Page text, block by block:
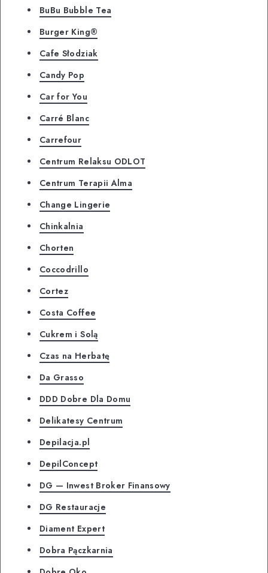
BuBu Bubble Tea
Burger King®
Cafe Słodziak
Candy Pop
Car for You
Carré Blanc
Carrefour
Centrum Relaksu ODLOT
Centrum Terapii Alma
Change Lingerie
Chinkalnia
Chorten
Coccodrillo
Cortez
Costa Coffee
Cukrem i Solą
Czas na Herbatę
Da Grasso
DDD Dobre Dla Domu
Delikatesy Centrum
Depilacja.pl
DepilConcept
DG — Inwest Broker Finansowy
DG Restauracje
Diament Expert
Dobra Pączkarnia